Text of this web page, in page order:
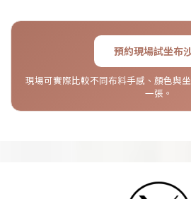
預約現場試坐布
現場可實際比較不同布料手感、顏色與
一張。